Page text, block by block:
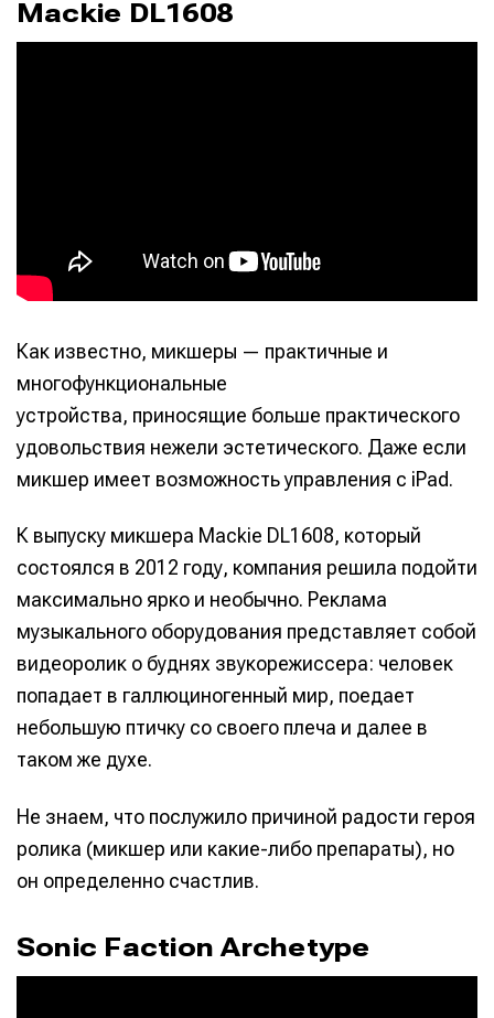
Mackie DL1608
Как известно, микшеры — практичные и
многофункциональные
устройства, приносящие больше практического
удовольствия нежели эстетического. Даже если
микшер имеет возможность управления с iPad.
К выпуску микшера Mackie DL1608, который
состоялся в 2012 году, компания решила подойти
максимально ярко и необычно. Реклама
музыкального оборудования представляет собой
видеоролик о буднях звукорежиссера: человек
попадает в галлюциногенный мир, поедает
небольшую птичку со своего плеча и далее в
таком же духе.
Не знаем, что послужило причиной радости героя
ролика (микшер или какие-либо препараты), но
он определенно счастлив.
Sonic Faction Archetype